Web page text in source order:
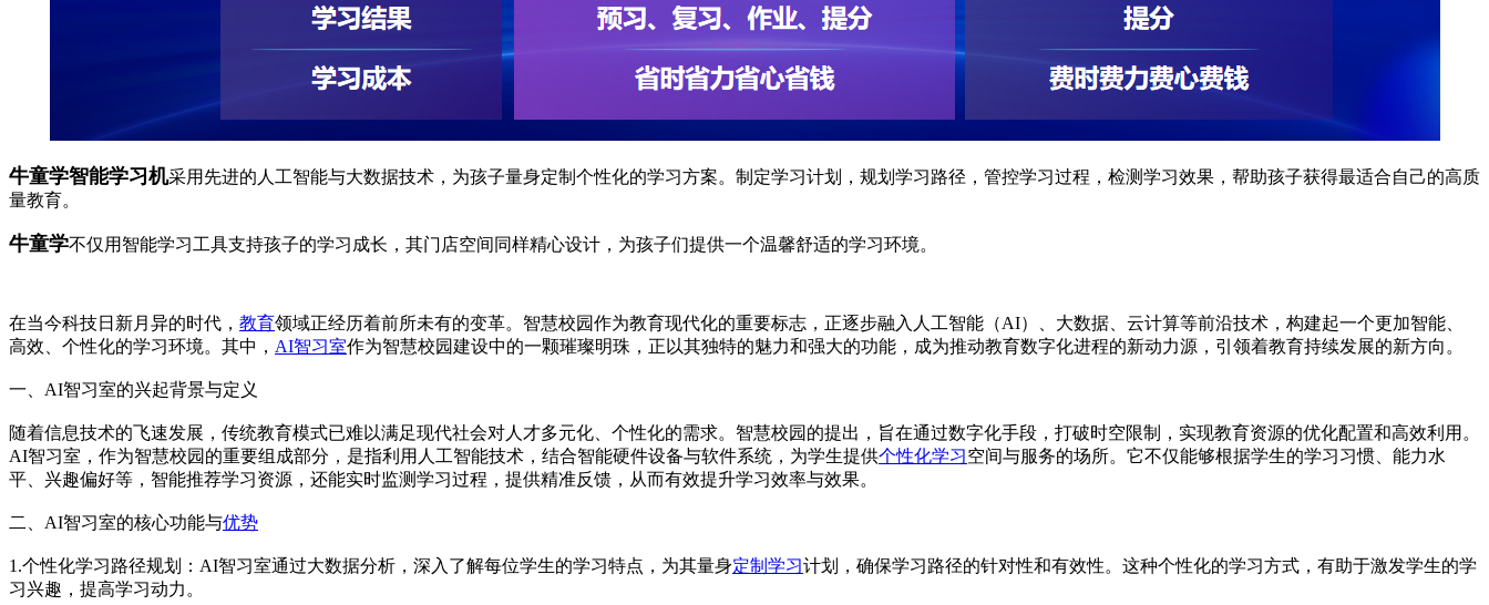
牛童学智能学习机采用先进的人工智能与大数据技术，为孩子量身定制个性化的学习方案。制定学习计划，规划学习路径，管控学习过程，检测学习效果，帮助孩子获得最适合自己的高质
量教育。
牛童学不仅用智能学习工具支持孩子的学习成长，其门店空间同样精心设计，为孩子们提供一个温馨舒适的学习环境。
在当今科技日新月异的时代， 教育领域正经历着前所未有的变革。智慧校园作为教育现代化的重要标志，正逐步融入人工智能（AI）、大数据、云计算等前沿技术，构建起一个更加智能、
高效、个性化的学习环境。其中， AI智习室作为智慧校园建设中的一颗璀璨明珠，正以其独特的魅力和强大的功能，成为推动教育数字化进程的新动力源，引领着教育持续发展的新方向。
一、AI智习室的兴起背景与定义
随着信息技术的飞速发展，传统教育模式已难以满足现代社会对人才多元化、个性化的需求。智慧校园的提出，旨在通过数字化手段，打破时空限制，实现教育资源的优化配置和高效利用。
AI智习室，作为智慧校园的重要组成部分，是指利用人工智能技术，结合智能硬件设备与软件系统，为学生提供个性化学习空间与服务的场所。它不仅能够根据学生的学习习惯、能力水
平、兴趣偏好等，智能推荐学习资源，还能实时监测学习过程，提供精准反馈，从而有效提升学习效率与效果。
二、AI智习室的核心功能与优势
1.个性化学习路径规划：AI智习室通过大数据分析，深入了解每位学生的学习特点，为其量身定制学习计划，确保学习路径的针对性和有效性。这种个性化的学习方式，有助于激发学生的学
习兴趣，提高学习动力。